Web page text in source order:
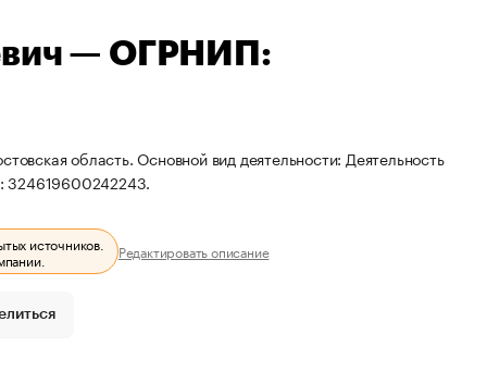
— ОГРНИП:
область. Основной вид деятельности: Деятельность
324619600242243.
источников.
Редактировать описание